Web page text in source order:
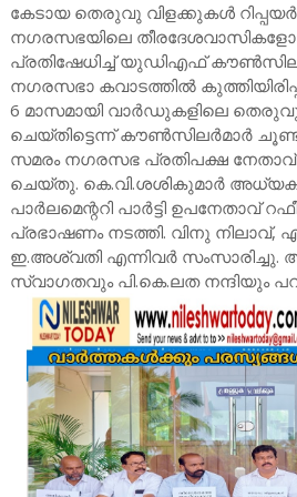
കേടായ തെരുവു വിളക്കുകൾ
നഗരസഭയിലെ
പ്രതിഷേധിച്ച് യുഡിഎഫ്
നഗരസഭാ കവാടത്തിൽ
6 മാസമായി വാർഡുകളിലെ തെരുവു
ചെയ്തിട്ടെന്ന് കൗൺസിലർമാർ
സമരം നഗരസഭ പ്രതിപക്ഷ നേതാവ്
ചെയ്തു. കെ.വി.ശശികുമാർ
പാർലമെന്ററി പാർട്ടി ഉപനേതാവ്
പ്രഭാഷണം നടത്തി. വിനു നിലാവ്,
ഇ.അശ്വതി എന്നിവർ സംസാരിച്ചു.
സ്വാഗതവും പി.കെ.ലത നന്ദിയും